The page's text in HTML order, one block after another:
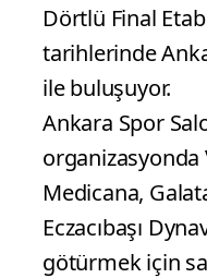
Dörtlü Final
tarihlerinde
ile buluşuyor.
Ankara Spor
organizasyonda
Medicana,
Eczacıbaşı
götürmek için